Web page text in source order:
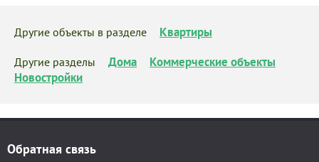
Другие объекты в разделе Квартиры
Другие разделы Дома
Коммерческие объекты
Новостройки
Обратная связь